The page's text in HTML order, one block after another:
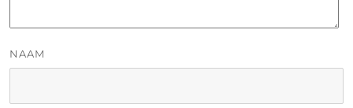
NAAM